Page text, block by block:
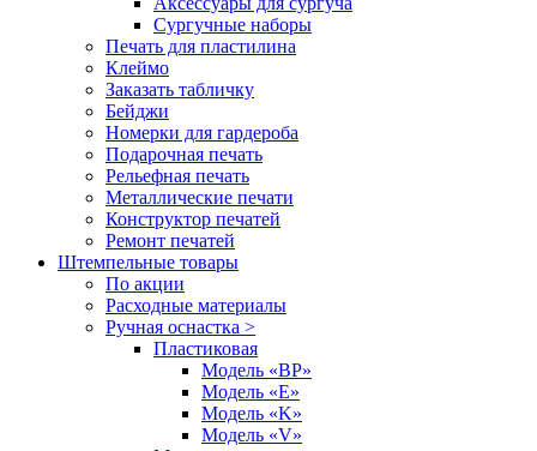
Сургучные наборы
Печать для пластилина
Клеймо
Заказать табличку
Бейджи
Номерки для гардероба
Подарочная печать
Рельефная печать
Металлические печати
Конструктор печатей
Ремонт печатей
Штемпельные товары
По акции
Расходные материалы
Ручная оснастка >
Пластиковая
Модель «BP»
Модель «E»
Модель «K»
Модель «V»